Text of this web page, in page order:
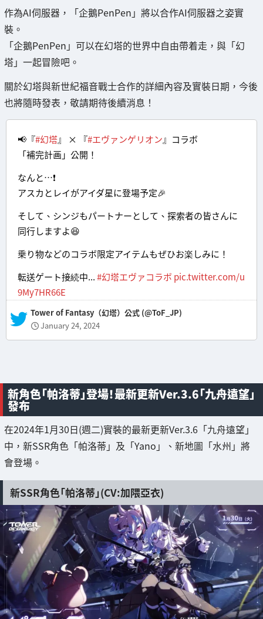
作為AI伺服器，「企鵝PenPen」將以合作AI伺服器之姿實
裝。
「企鵝PenPen」可以在幻塔的世界中自由帶着走，與「幻
塔」一起冒險吧。
關於幻塔與新世紀福音戰士合作的詳細內容及實裝日期，今後
也將隨時發表，敬請期待後續消息！
📢『#幻塔』 × 『#エヴァンゲリオン』コラボ
「補完計画」公開！
なんと…❗
アスカとレイがアイダ星に登場予定🎉
そして、シンジもパートナーとして、探索者の皆さんに
同行しますよ😆
乗り物などのコラボ限定アイテムもぜひお楽しみに！
転送ゲート接続中...#幻塔エヴァコラボ pic.twitter.com/u
9My7HR66E
— Tower of Fantasy（幻塔）公式 (@ToF_JP)
January 24, 2024
新角色「帕洛蒂」登場！最新更新Ver.3.6「九舟遠望」
發布
在2024年1月30日(週二)實裝的最新更新Ver.3.6「九舟遠望」
中，新SSR角色「帕洛蒂」及「Yano」、新地圖「水州」將
會登場。
新SSR角色「帕洛蒂」(CV:加隈亞衣)